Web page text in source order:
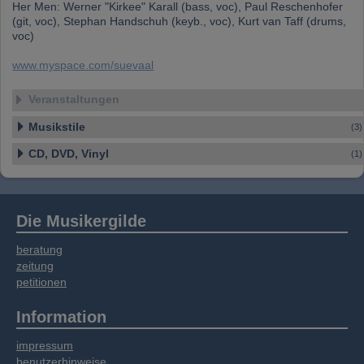
Her Men: Werner "Kirkee" Karall (bass, voc), Paul Reschenhofer
(git, voc), Stephan Handschuh (keyb., voc), Kurt van Taff (drums,
voc)
www.myspace.com/suevaal
Veranstaltungen
Musikstile (3)
CD, DVD, Vinyl (1)
Die Musikergilde
beratung
zeitung
petitionen
Information
impressum